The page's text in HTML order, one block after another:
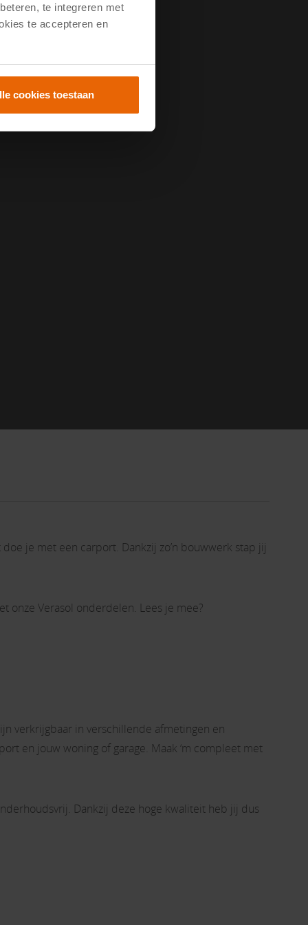
te integreren met
te accepteren en
cookies toestaan
je met een carport. Dankzij zo’n bouwwerk stap jij
onze Verasol onderdelen. Lees je mee?
verkrijgbaar in verschillende afmetingen en
en jouw woning of garage. Maak ‘m compleet met
Dankzij deze hoge kwaliteit heb jij dus